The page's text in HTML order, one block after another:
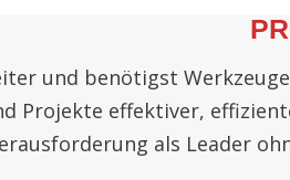
und benötigst
Projekte effektiver,
als Leader